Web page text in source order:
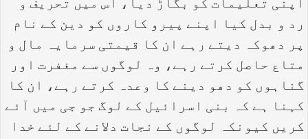
اپنی تعلیمات کو بگاڑ دیا، اس میں تحریف و
رد و بدل کیا اپنے پیرو کاروں کو دین کے نام
پر دھوکہ دیتے رہے ان کا قیمتی سرمایہ مال و
متاع حاصل کرتے رہے، وہ لوگوں سے مغفرت اور
گناہوں کو دھو دینے کا وعدہ کرتے رہے، ان کا
کہنا ہے کہ بنی اسرائیل کے لوگ جو جی میں آئے
کریں کیونکہ لوگوں کے نجات دلانے کے لئے خدا